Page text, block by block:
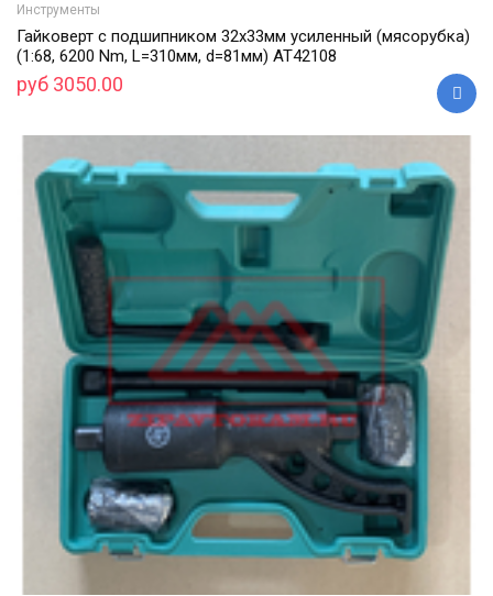
Инструменты
Гайковерт с подшипником 32х33мм усиленный (мясорубка)
(1:68, 6200 Nm, L=310мм, d=81мм) АТ42108
руб 3050.00